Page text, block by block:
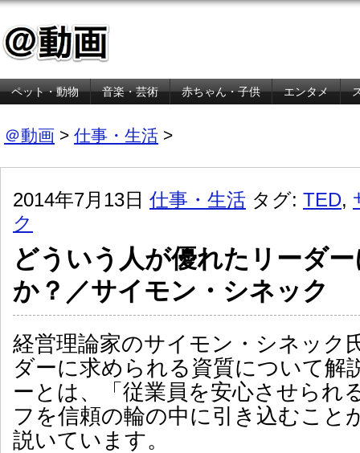
ペット・動物 音楽・芸術 赤ちゃん・子供 エンタメ
＠動画 > 仕事・生活 >
2014年7月13日 仕事・生活 タグ: TED,
ク
どういう人が優れたリーダ
か？／サイモン・シネック
経営理論家のサイモン・シネック
ダーに求められる資質について解
ーとは、「従業員を安心させられ
フを信頼の輪の中に引き込むこと
説いています。